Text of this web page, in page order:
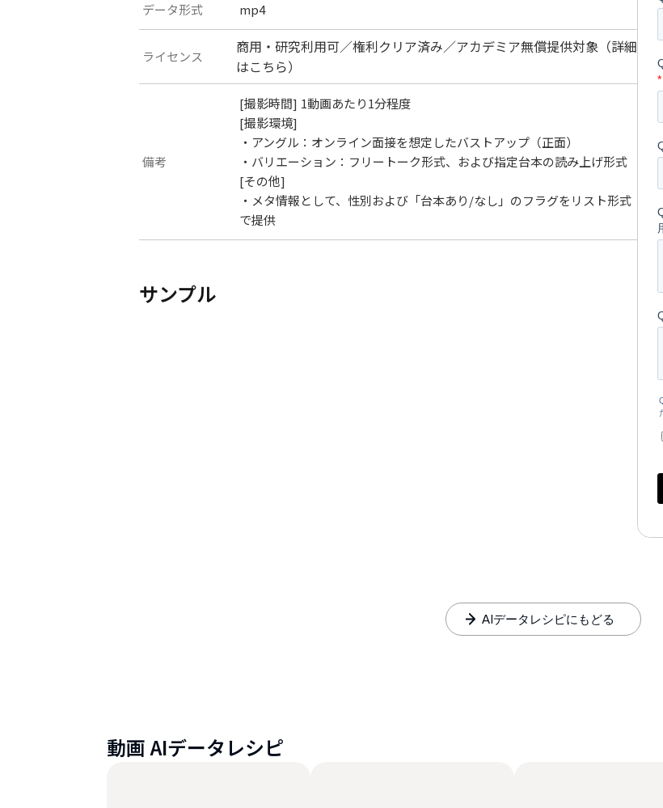
データ形式 mp4
ライセンス
商用・研究利用可／権利クリア済み／アカデミア無償提供対象（詳細
はこちら）
備考
[撮影時間] 1動画あたり1分程度
[撮影環境]
・アングル：オンライン面接を想定したバストアップ（正面）
・バリエーション：フリートーク形式、および指定台本の読み上げ形式
[その他]
・メタ情報として、性別および「台本あり/なし」のフラグをリスト形式
で提供
サンプル
AIデータレシピにもどる
動画 AIデータレシピ